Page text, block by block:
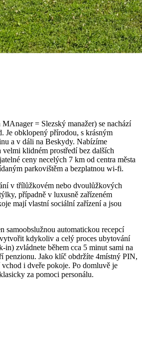
= Slezský manažer) se nachází
Je obklopený přírodou, s krásným
a v dáli na Beskydy. Nabízíme
klidném prostředí bez dalších
ceny necelých 7 km od centra města
parkovištěm a bezplatnou wi-fi.
v třílůžkovém nebo dvoulůžkových
případně v luxusně zařízeném
mají vlastní sociální zařízení a jsou
samoobslužnou automatickou recepcí
kdykoliv a celý proces ubytování
in) zvládnete během cca 5 minut sami na
penzionu. Jako klíč obdržíte 4místný PIN,
i dveře pokoje. Po domluvě je
za pomoci personálu.